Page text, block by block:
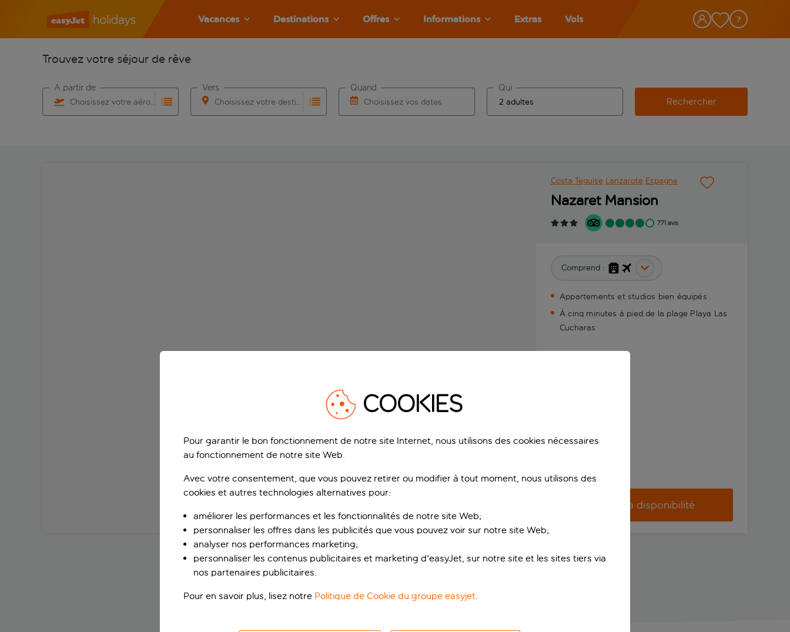
Vacances Destinations Offres Informations Extras Vols
Trouvez votre séjour de rêve
Choisissez votre aéroport
À partir de
Choisissez votre destination
Vers
Choisissez vos dates
Quand Qui
Rechercher
Costa Teguise Lanzarote Espagne
Nazaret Mansion
771 avis
Comprend :
Appartements et studios bien équipés
À cinq minutes à pied de la plage Playa Las
Cucharas
Vérifier la disponibilité
COOKIES
Pour garantir le bon fonctionnement de notre site Internet, nous utilisons des cookies nécessaires
au fonctionnement de notre site Web.
Avec votre consentement, que vous pouvez retirer ou modifier à tout moment, nous utilisons des
cookies et autres technologies alternatives pour:
améliorer les performances et les fonctionnalités de notre site Web;
personnaliser les offres dans les publicités que vous pouvez voir sur notre site Web;
analyser nos performances marketing;
personnaliser les contenus publicitaires et marketing d'easyJet, sur notre site et les sites tiers via
nos partenaires publicitaires.
Pour en savoir plus, lisez notre Politique de Cookie du groupe easyjet.